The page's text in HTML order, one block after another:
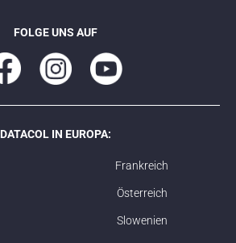
FOLGE UNS AUF
DATACOL IN EUROPA:
Frankreich
Österreich
Slowenien